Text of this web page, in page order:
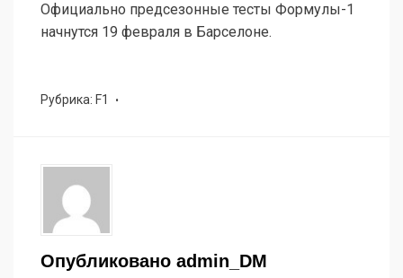
Официально предсезонные тесты Формулы-1
начнутся 19 февраля в Барселоне.
Рубрика: F1
Опубликовано admin_DM